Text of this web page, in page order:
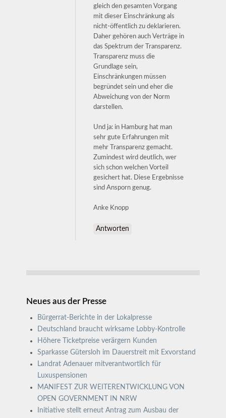
gleich den gesamten Vorgang
mit dieser Einschränkung als
nicht-öffentlich zu deklarieren.
Daher gehören auch Verträge in
das Spektrum der Transparenz.
Transparenz muss die
Grundlage sein,
Einschränkungen müssen
begründet sein und eher die
Abweichung von der Norm
darstellen.
Und ja: in Hamburg hat man
sehr gute Erfahrungen mit
mehr Transparenz gemacht.
Zumindest wird deutlich, wer
sich schon welchen Vorteil
gesichert hat. Diese Ergebnisse
sind Ansporn genug.
Anke Knopp
Antworten
Neues aus der Presse
Bürgerrat-Berichte in der Lokalpresse
Deutschland braucht wirksame Lobby-Kontrolle
Höhere Ticketpreise verärgern Kunden
Sparkasse Gütersloh im Dauerstreit mit Exvorstand
Landrat Adenauer mitverantwortlich für
Luxuspensionen
MANIFEST ZUR WEITERENTWICKLUNG VON
OPEN GOVERNMENT IN NRW
Initiative stellt erneut Antrag zum Ausbau der